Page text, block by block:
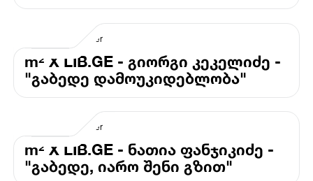
m² X LIB.GE - გიორგი კეკელიძე -
"გაბედე დამოუკიდებლობა"
m² X LIB.GE - ნათია ფანჯიკიძე -
"გაბედე, იარო შენი გზით"